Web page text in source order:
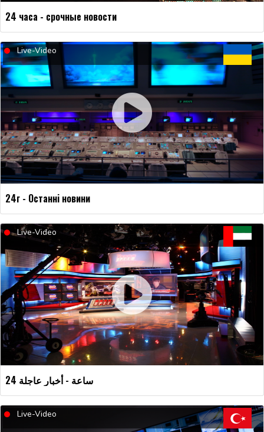
24 часа - срочные новости
Live-Video
24г - Останні новини
Live-Video
24 ساعة - أخبار عاجلة
Live-Video